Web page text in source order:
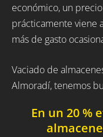
económico, un
prácticamente viene
más de gasto
Vaciado de
Almoradí, tenemos
En un 20 %